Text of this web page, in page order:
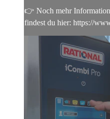
👉 Noch mehr
findest du hier: https://